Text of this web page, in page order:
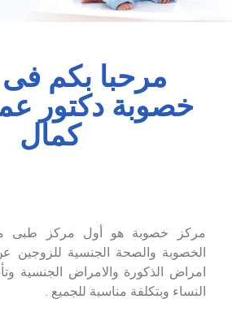
مرحبا بكم
خصوبة دكتور
كمال
مركز خصوبة هو أول مركز
الخصوبة والصحة الجنسية للزوجين
امراض الذكورة والامراض الجنسية
النساء وبتكلفة مناسبة للجميع .